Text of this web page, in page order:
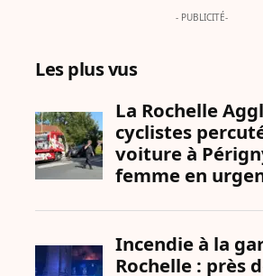
- PUBLICITÉ-
Les plus vus